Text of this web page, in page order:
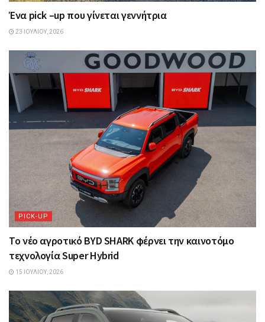
Ένα pick –up που γίνεται γεννήτρια
23 ΙΟΥΛΊΟΥ, 2026
PICK-UP
Το νέο αγροτικό BYD SHARK φέρνει την καινοτόμο
τεχνολογία Super Hybrid
15 ΙΟΥΛΊΟΥ, 2026